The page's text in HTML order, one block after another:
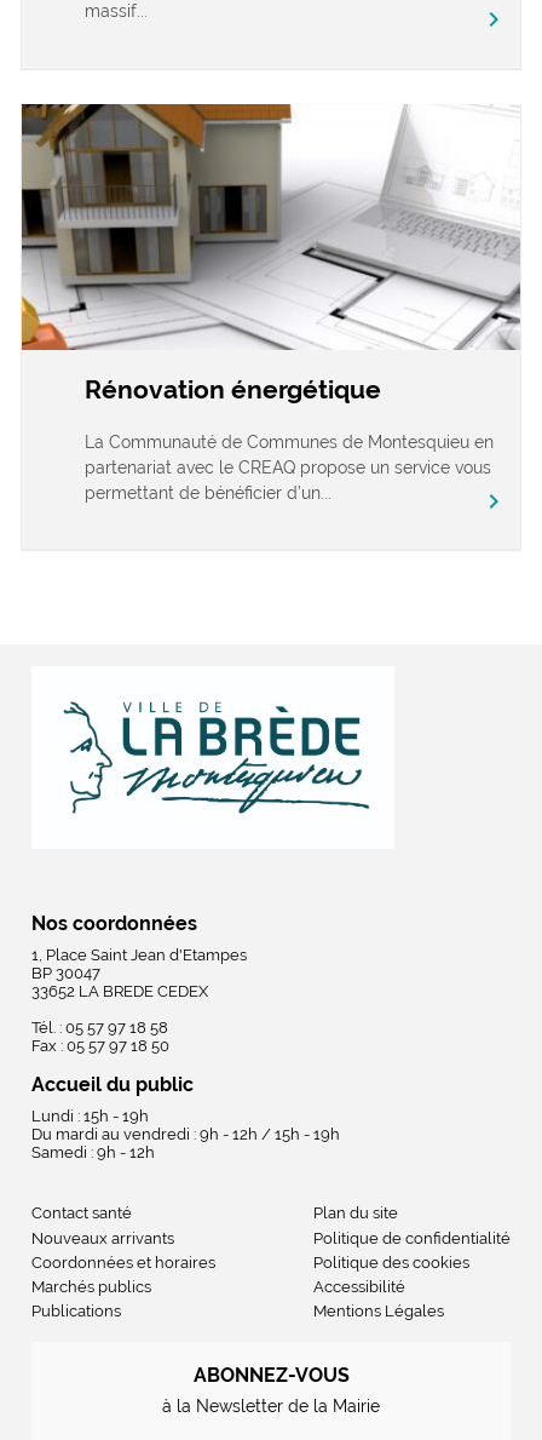
massif...
chevron_right
Rénovation énergétique
La Communauté de Communes de Montesquieu en
partenariat avec le CREAQ propose un service vous
permettant de bénéficier d’un...
chevron_right
Nos coordonnées
1, Place Saint Jean d'Etampes
BP 30047
33652 LA BREDE CEDEX
Tél. : 05 57 97 18 58
Fax : 05 57 97 18 50
Accueil du public
Lundi : 15h - 19h
Du mardi au vendredi : 9h - 12h / 15h - 19h
Samedi : 9h - 12h
Contact santé
Nouveaux arrivants
Coordonnées et horaires
Marchés publics
Publications
Plan du site
Politique de confidentialité
Politique des cookies
Accessibilité
Mentions Légales
ABONNEZ-VOUS
à la Newsletter de la Mairie